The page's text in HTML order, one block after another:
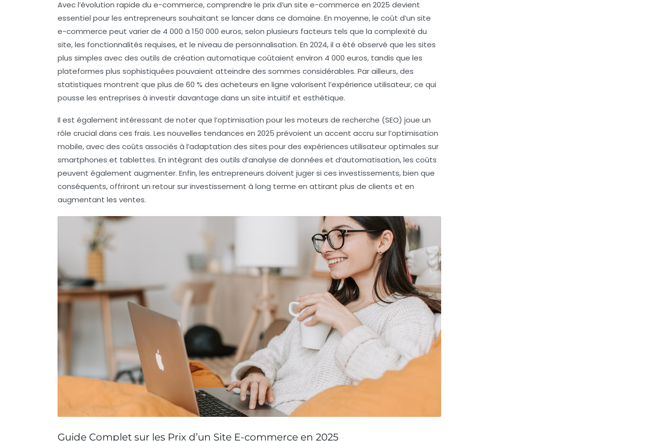
Avec l’évolution rapide du e-commerce, comprendre le prix d’un site e-commerce en 2025 devient
essentiel pour les entrepreneurs souhaitant se lancer dans ce domaine. En moyenne, le coût d’un site
e-commerce peut varier de 4 000 à 150 000 euros, selon plusieurs facteurs tels que la complexité du
site, les fonctionnalités requises, et le niveau de personnalisation. En 2024, il a été observé que les sites
plus simples avec des outils de création automatique coûtaient environ 4 000 euros, tandis que les
plateformes plus sophistiquées pouvaient atteindre des sommes considérables. Par ailleurs, des
statistiques montrent que plus de 60 % des acheteurs en ligne valorisent l’expérience utilisateur, ce qui
pousse les entreprises à investir davantage dans un site intuitif et esthétique.
Il est également intéressant de noter que l’optimisation pour les moteurs de recherche (SEO) joue un
rôle crucial dans ces frais. Les nouvelles tendances en 2025 prévoient un accent accru sur l’optimisation
mobile, avec des coûts associés à l’adaptation des sites pour des expériences utilisateur optimales sur
smartphones et tablettes. En intégrant des outils d’analyse de données et d’automatisation, les coûts
peuvent également augmenter. Enfin, les entrepreneurs doivent juger si ces investissements, bien que
conséquents, offriront un retour sur investissement à long terme en attirant plus de clients et en
augmentant les ventes.
Guide Complet sur les Prix d’un Site E-commerce en 2025